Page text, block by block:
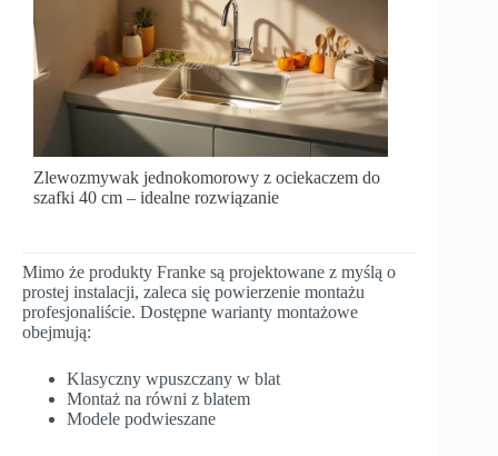
Zlewozmywak jednokomorowy z ociekaczem do
szafki 40 cm – idealne rozwiązanie
Mimo że produkty Franke są projektowane z myślą o
prostej instalacji, zaleca się powierzenie montażu
profesjonaliście. Dostępne warianty montażowe
obejmują:
Klasyczny wpuszczany w blat
Montaż na równi z blatem
Modele podwieszane